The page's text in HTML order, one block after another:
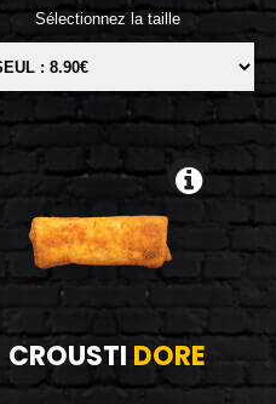
Sélectionnez la taille
CROUSTI DORE